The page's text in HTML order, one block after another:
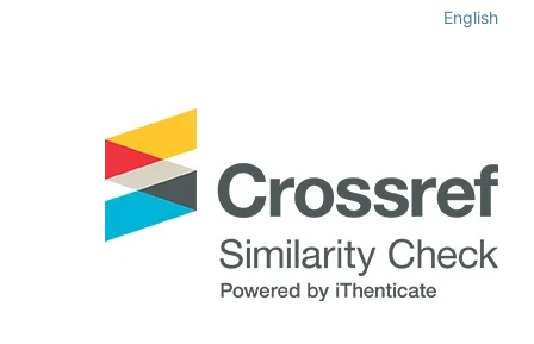
English